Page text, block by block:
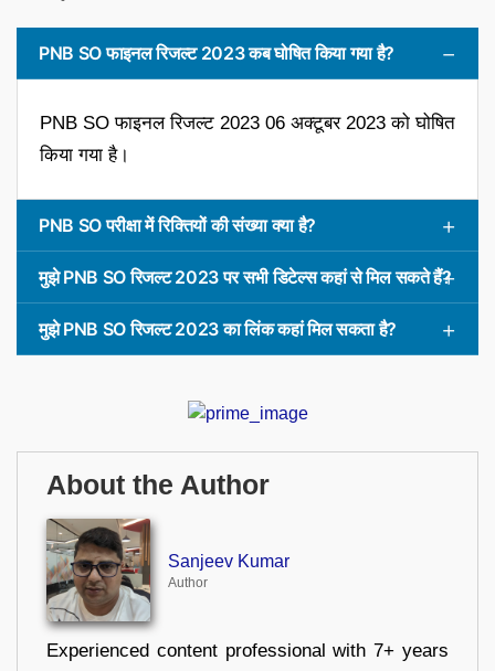
PNB SO फाइनल रिजल्ट 2023 कब घोषित किया गया है?
PNB SO फाइनल रिजल्ट 2023 06 अक्टूबर 2023 को घोषित
किया गया है।
PNB SO परीक्षा में रिक्तियों की संख्या क्या है?
मुझे PNB SO रिजल्ट 2023 पर सभी डिटेल्स कहां से मिल सकते हैं?
मुझे PNB SO रिजल्ट 2023 का लिंक कहां मिल सकता है?
About the Author
Sanjeev Kumar
Author
Experienced content professional with 7+ years